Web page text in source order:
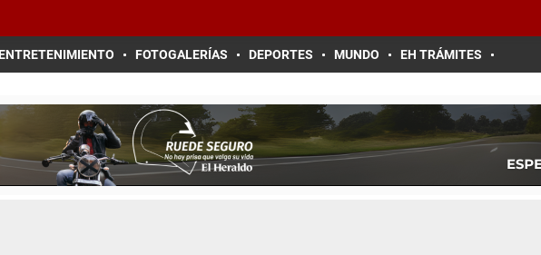
ENTRETENIMIENTO FOTOGALERÍAS DEPORTES MUNDO EH TRÁMITES